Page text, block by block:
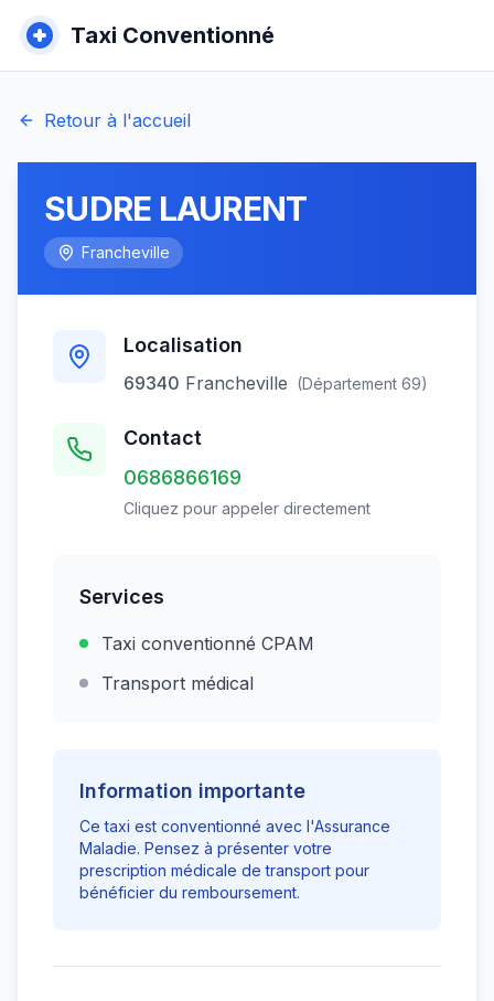
Taxi Conventionné
Retour à l'accueil
SUDRE LAURENT
Francheville
Localisation
69340 Francheville (Département 69)
Contact
0686866169
Cliquez pour appeler directement
Services
Taxi conventionné CPAM
Transport médical
Information importante
Ce taxi est conventionné avec l'Assurance
Maladie. Pensez à présenter votre
prescription médicale de transport pour
bénéficier du remboursement.